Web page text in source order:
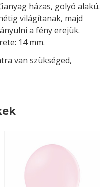
házas, golyó alakú.
világítanak, majd
a fény erejük.
14 mm.
van szükséged,